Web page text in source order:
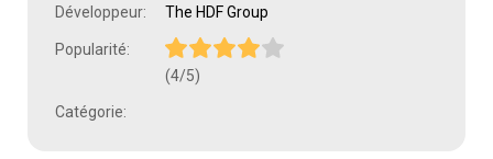
Développeur: The HDF Group
Popularité:
(4/5)
Catégorie: